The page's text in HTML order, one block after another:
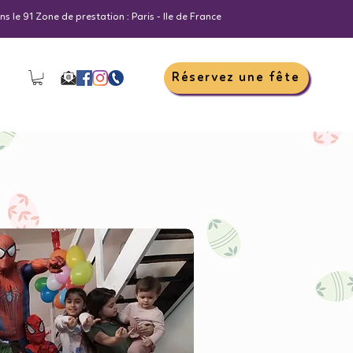
le 91 Zone de prestation : Paris - Ile de France
Réservez une fête